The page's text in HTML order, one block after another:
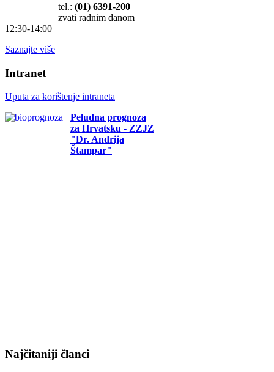
tel.: (01) 6391-200
zvati radnim danom
12:30-14:00
Saznajte više
Intranet
Uputa za korištenje intraneta
Peludna prognoza
za Hrvatsku - ZZJZ
"Dr. Andrija
Štampar"
Najčitaniji članci